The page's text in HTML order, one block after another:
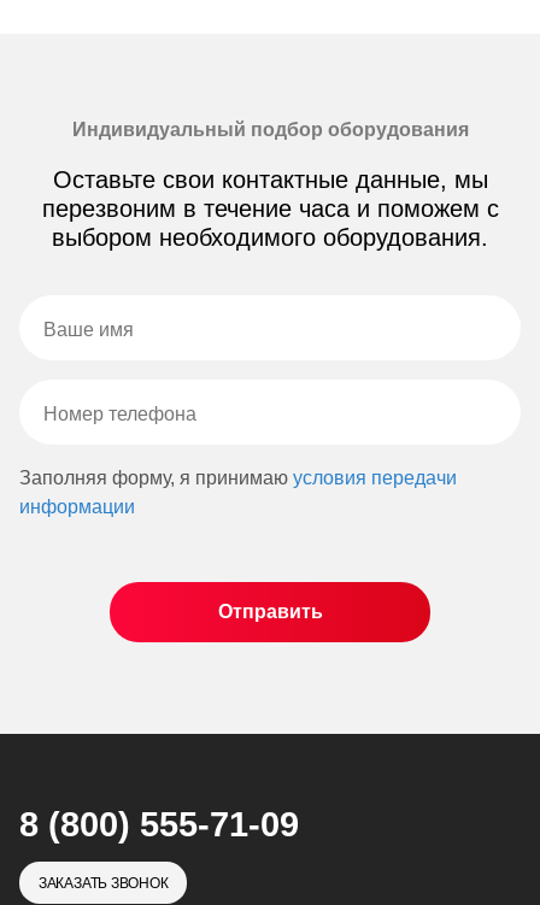
Индивидуальный подбор оборудования
Оставьте свои контактные данные, мы
перезвоним в течение часа и поможем с
выбором необходимого оборудования.
Заполняя форму, я принимаю условия передачи
информации
8 (800) 555-71-09
ЗАКАЗАТЬ ЗВОНОК